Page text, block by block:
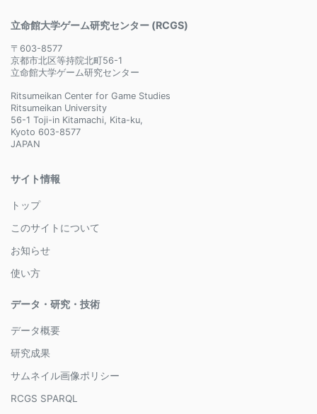
立命館大学ゲーム研究センター (RCGS)
〒603-8577
京都市北区等持院北町56-1
立命館大学ゲーム研究センター
Ritsumeikan Center for Game Studies
Ritsumeikan University
56-1 Toji-in Kitamachi, Kita-ku,
Kyoto 603-8577
JAPAN
サイト情報
トップ
このサイトについて
お知らせ
使い方
データ・研究・技術
データ概要
研究成果
サムネイル画像ポリシー
RCGS SPARQL